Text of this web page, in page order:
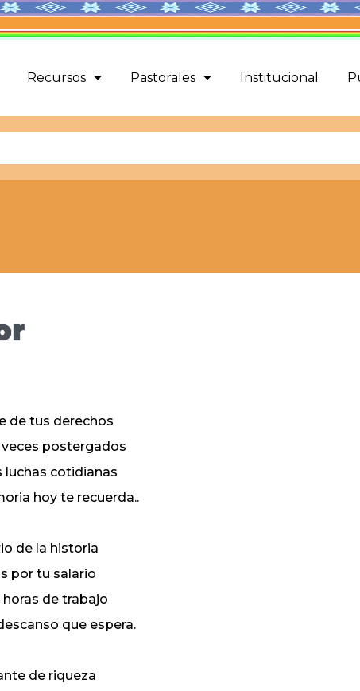
Recursos Pastorales Institucional
de tus derechos
postergados
luchas cotidianas
hoy te recuerda..
de la historia
por tu salario
horas de trabajo
que espera.
de riqueza